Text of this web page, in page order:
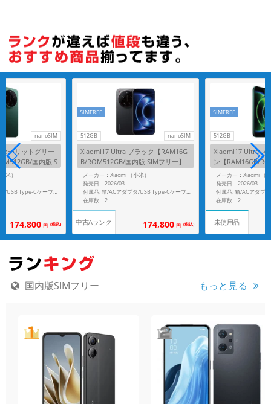
nanoSIM
ーリットグリー
国内版 S
米）
付属品: 箱/ACアダプタ/USB Type-Cケーブル/SIM取り出し用ピン/クイックスタートガイド/ケース
174,800 円 (税込)
512GB nanoSIM
SIMFREE
Xiaomi17 Ultra ブラック【RAM16G
B/ROM512GB/国内版 SIMフリー】
メーカー：Xiaomi （小米）
発売日：2026/03
付属品: 箱/ACアダプタ/USB Type-Cケーブル/ソフトケース/SIM取り出し用ピン/クイックスタートガイド
在庫数：2
中古Aランク 174,800 円 (税込)
512GB
SIMFREE
Xiaomi17 Ultra ス
ン【RAM16GB/
IMフリー】
メーカー：Xiaomi （
発売日：2026/03
在庫数：2
未使用品
国内版SIMフリー もっと見る